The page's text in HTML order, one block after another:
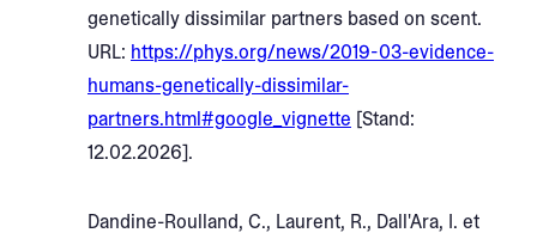
genetically dissimilar partners based on scent.
URL: https://phys.org/news/2019-03-evidence-
humans-genetically-dissimilar-
partners.html#google_vignette [Stand:
12.02.2026].
Dandine-Roulland, C., Laurent, R., Dall'Ara, I. et